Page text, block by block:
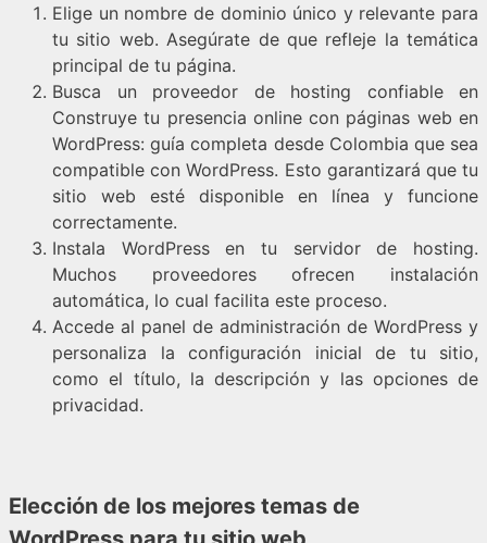
Elige un nombre de dominio único y relevante para
tu sitio web. Asegúrate de que refleje la temática
principal de tu página.
Busca un proveedor de hosting confiable en
Construye tu presencia online con páginas web en
WordPress: guía completa desde Colombia que sea
compatible con WordPress. Esto garantizará que tu
sitio web esté disponible en línea y funcione
correctamente.
Instala WordPress en tu servidor de hosting.
Muchos proveedores ofrecen instalación
automática, lo cual facilita este proceso.
Accede al panel de administración de WordPress y
personaliza la configuración inicial de tu sitio,
como el título, la descripción y las opciones de
privacidad.
Elección de los mejores temas de